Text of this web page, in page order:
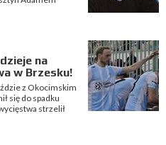
na
w Brzesku!
z Okocimskim
się do spadku
strzelił